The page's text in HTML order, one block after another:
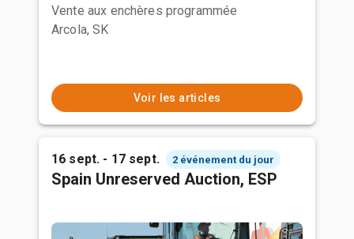
Vente aux enchères programmée
Arcola, SK
Voir les articles
16 sept. - 17 sept. 2 événement du jour
Spain Unreserved Auction, ESP